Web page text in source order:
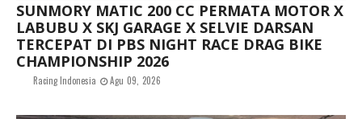
SUNMORY MATIC 200 CC PERMATA MOTOR X
LABUBU X SKJ GARAGE X SELVIE DARSAN
TERCEPAT DI PBS NIGHT RACE DRAG BIKE
CHAMPIONSHIP 2026
Racing Indonesia Agu 09, 2026